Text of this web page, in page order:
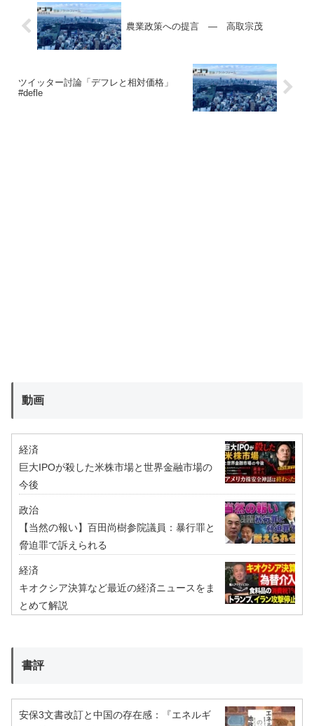
農業政策への提言 ― 高取宗茂
ツイッター討論「デフレと相対価格」
#defle
動画
経済
巨大IPOが殺した米株市場と世界金融市場の
今後
政治
【当然の報い】百田尚樹参院議員：暴行罪と
脅迫罪で訴えられる
経済
キオクシア決算など最近の経済ニュースをま
とめて解説
書評
安保3文書改訂と中国の存在感：『エネルギ